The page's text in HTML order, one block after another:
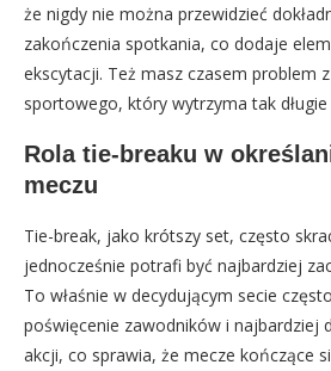
że nigdy nie można przewidzieć
zakończenia spotkania, co dodaje
ekscytacji. Też masz czasem problem
sportowego, który wytrzyma tak
Rola tie-breaku w
meczu
Tie-break, jako krótszy set, często
jednocześnie potrafi być najbardziej
To właśnie w decydującym secie
poświęcenie zawodników i najbardziej
akcji, co sprawia, że mecze kończące